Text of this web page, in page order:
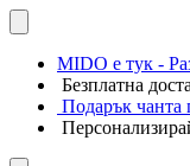
MIDO е тук -
Безплатна
Подарък чанта